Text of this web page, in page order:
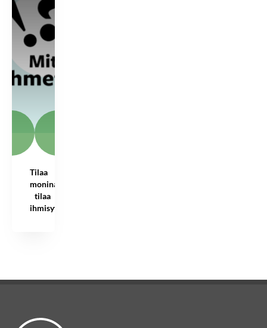
Tilaa
moninaisuudelle,
tilaa
ihmisyydelle